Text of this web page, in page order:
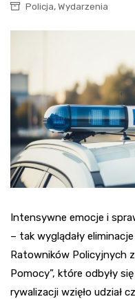
Policja, Wydarzenia
Intensywne emocje i
– tak wyglądały
Ratowników Policyjnych
Pomocy”, które odbyły
rywalizacji wzięło udział